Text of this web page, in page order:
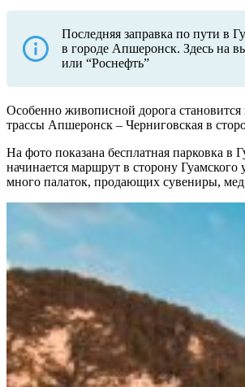
Последняя заправка по пути в
в городе Апшеронск. Здесь на
или “Роснефть”
Особенно живописной дорога становится
трассы Апшеронск – Черниговская в
На фото показана бесплатная парковка в
начинается маршрут в сторону Гуамского
много палаток, продающих сувениры,